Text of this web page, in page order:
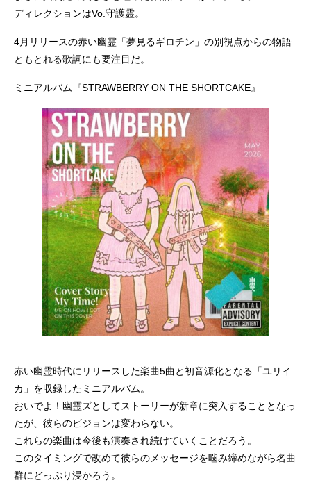
ディレクションはVo.守護霊。
4月リリースの赤い幽霊「夢見るギロチン」の別視点からの物語
ともとれる歌詞にも要注目だ。
ミニアルバム『STRAWBERRY ON THE SHORTCAKE』
赤い幽霊時代にリリースした楽曲5曲と初音源化となる「ユリイ
カ」を収録したミニアルバム。
おいでよ！幽霊ズとしてストーリーが新章に突入することとなっ
たが、彼らのビジョンは変わらない。
これらの楽曲は今後も演奏され続けていくことだろう。
このタイミングで改めて彼らのメッセージを噛み締めながら名曲
群にどっぷり浸かろう。